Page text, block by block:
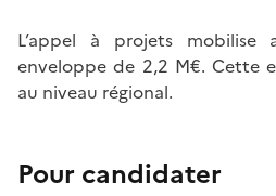
L’appel à projets
enveloppe de 2,2 M€. Cette
au niveau régional.
Pour candidater